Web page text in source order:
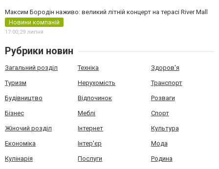
Максим Бородін наживо: великий літній концерт на терасі River Mall
Новини компаній
17:00,29 липня
Рубрики новин
Загальний розділ Техніка Здоров'я
Туризм Нерухомість Транспорт
Будівництво Відпочинок Розваги
Бізнес Меблі Спорт
Жіночий розділ Інтернет Культура
Економіка Інтер'єр Мода
Кулінарія Послуги Родина